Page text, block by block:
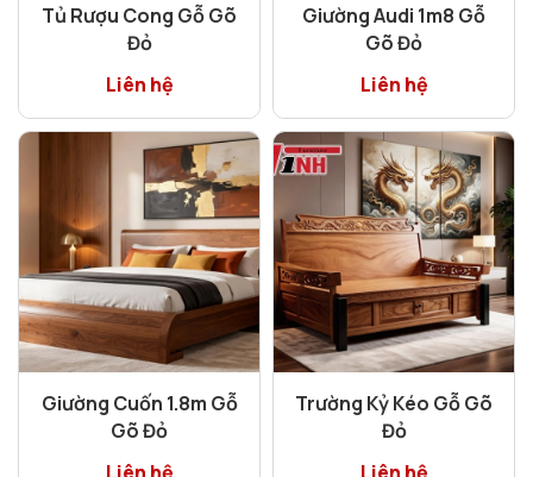
Tủ Rượu Cong Gỗ Gõ
Đỏ
Liên hệ
Giường Audi 1m8 Gỗ
Gõ Đỏ
Liên hệ
Giường Cuốn 1.8m Gỗ
Gõ Đỏ
Trường Kỷ Kéo Gỗ Gõ
Đỏ